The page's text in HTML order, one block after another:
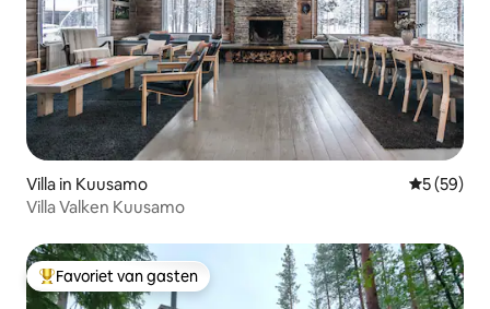
Villa in Kuusamo
5 (59)
Villa Valken Kuusamo
Topfavoriet van gasten
Favoriet van gasten